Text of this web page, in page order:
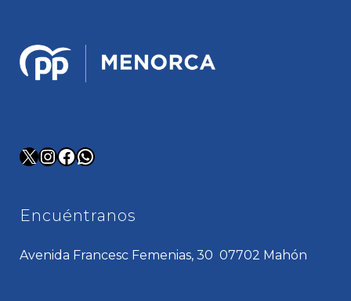
X Instagram
Facebook
WhatsApp
Encuéntranos
Avenida Francesc Femenias, 30 07702 Mahón